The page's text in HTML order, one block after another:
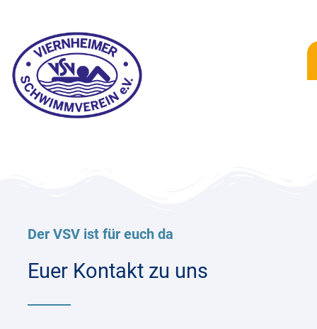
Der VSV ist für euch da
Euer Kontakt zu uns